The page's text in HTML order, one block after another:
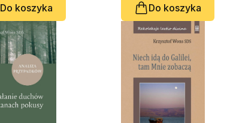
Do koszyka
Do koszyka